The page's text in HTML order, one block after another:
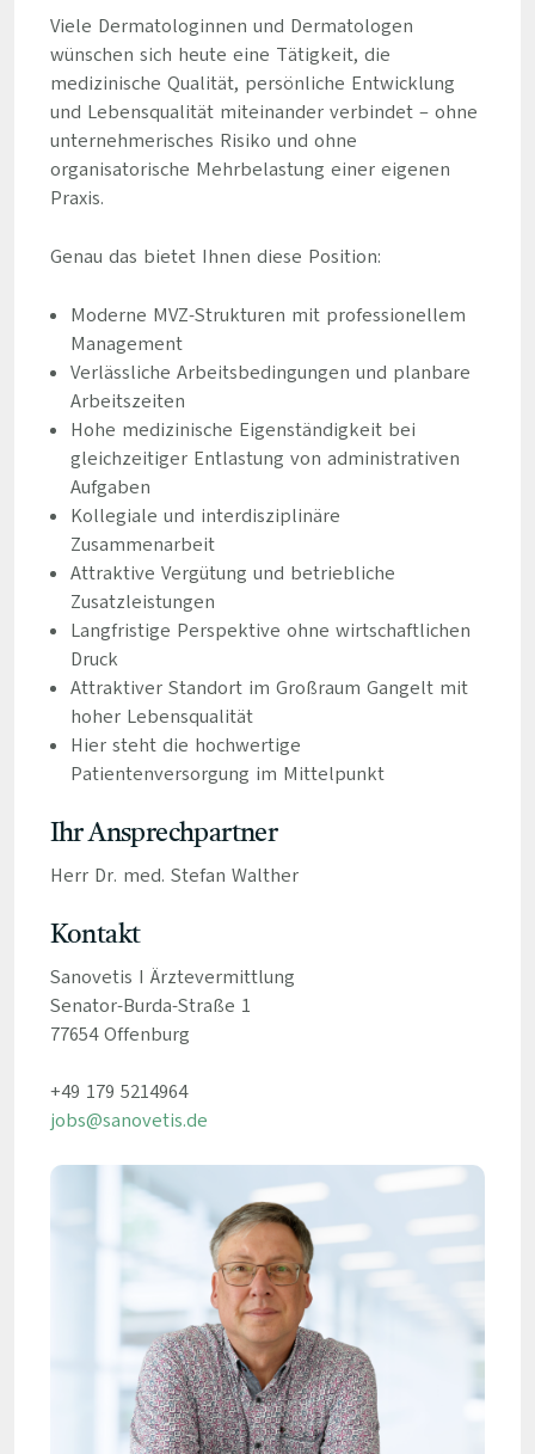
Viele Dermatologinnen und Dermatologen
wünschen sich heute eine Tätigkeit, die
medizinische Qualität, persönliche Entwicklung
und Lebensqualität miteinander verbindet – ohne
unternehmerisches Risiko und ohne
organisatorische Mehrbelastung einer eigenen
Praxis.
Genau das bietet Ihnen diese Position:
Moderne MVZ-Strukturen mit professionellem
Management
Verlässliche Arbeitsbedingungen und planbare
Arbeitszeiten
Hohe medizinische Eigenständigkeit bei
gleichzeitiger Entlastung von administrativen
Aufgaben
Kollegiale und interdisziplinäre
Zusammenarbeit
Attraktive Vergütung und betriebliche
Zusatzleistungen
Langfristige Perspektive ohne wirtschaftlichen
Druck
Attraktiver Standort im Großraum Gangelt mit
hoher Lebensqualität
Hier steht die hochwertige
Patientenversorgung im Mittelpunkt
Ihr Ansprechpartner
Herr Dr. med. Stefan Walther
Kontakt
Sanovetis I Ärztevermittlung
Senator-Burda-Straße 1
77654 Offenburg
+49 179 5214964
jobs@sanovetis.de